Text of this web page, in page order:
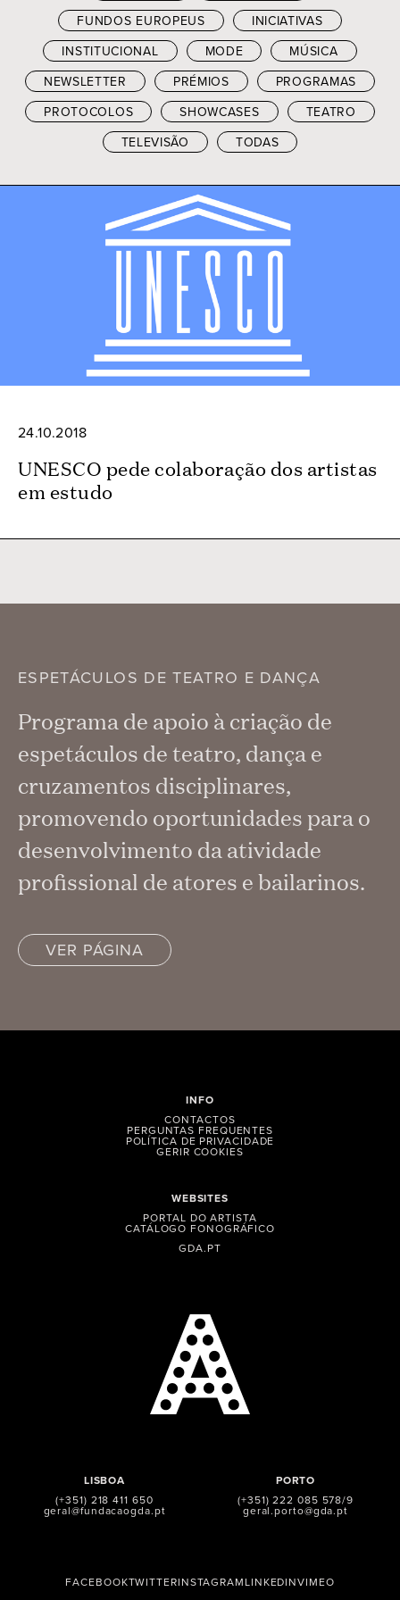
FUNDOS EUROPEUS
INICIATIVAS
INSTITUCIONAL
MODE
MÚSICA
NEWSLETTER
PRÉMIOS
PROGRAMAS
PROTOCOLOS
SHOWCASES
TEATRO
TELEVISÃO
TODAS
24.10.2018
UNESCO pede colaboração dos artistas
em estudo
ESPETÁCULOS DE TEATRO E DANÇA
Programa de apoio à criação de
espetáculos de teatro, dança e
cruzamentos disciplinares,
promovendo oportunidades para o
desenvolvimento da atividade
profissional de atores e bailarinos.
VER PÁGINA
LISBOA
(+351) 218 411 650
geral@fundacaogda.pt
PORTO
(+351) 222 085 578/9
geral.porto@gda.pt
WEBSITES
PORTAL DO ARTISTA
CATÁLOGO FONOGRÁFICO
GDA.PT
INFO
CONTACTOS
PERGUNTAS FREQUENTES
POLÍTICA DE PRIVACIDADE
GERIR COOKIES
FACEBOOKTWITTERINSTAGRAMLINKEDINVIMEO